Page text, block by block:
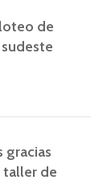
de
gracias
taller de